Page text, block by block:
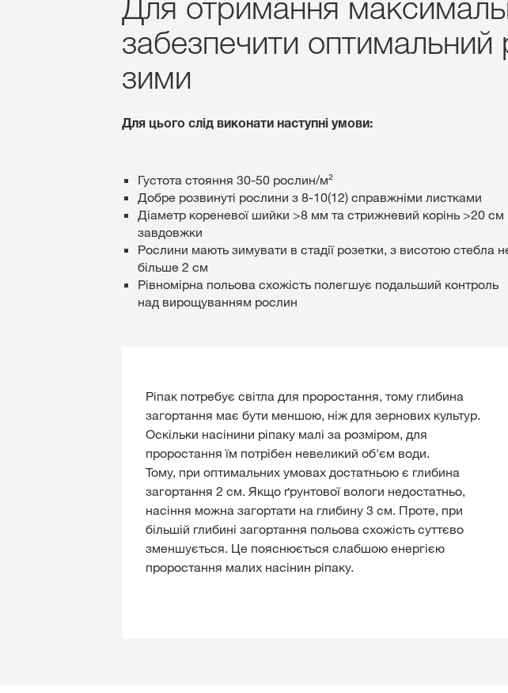
забезпечити оптимальний
зими
Для цього слід виконати наступні умови:
Густота стояння 30-50 рослин/м²
Добре розвинуті рослини з 8-10(12) справжніми листками
Діаметр кореневої шийки >8 мм та стрижневий корінь >20 см
завдовжки
Рослини мають зимувати в стадії розетки, з висотою стебла
більше 2 см
Рівномірна польова схожість полегшує подальший контроль
над вирощуванням рослин
Ріпак потребує світла для проростання, тому глибина
загортання має бути меншою, ніж для зернових культур.
Оскільки насінини ріпаку малі за розміром, для
проростання їм потрібен невеликий об'єм води.
Тому, при оптимальних умовах достатньою є глибина
загортання 2 см. Якщо ґрунтової вологи недостатньо,
насіння можна загортати на глибину 3 см. Проте, при
більшій глибині загортання польова схожість суттєво
зменшується. Це пояснюється слабшою енергією
проростання малих насінин ріпаку.